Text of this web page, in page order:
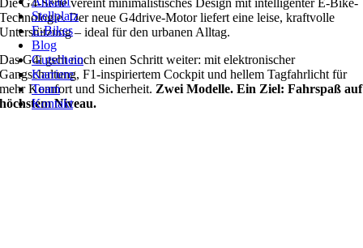
Stellplatz
E-Bikes
Blog
Gutschein
Karriere
Team
Kontakt
Die G4-Serie vereint minimalistisches Design mit intelligenter E-Bike-
Technologie. Der neue G4drive-Motor liefert eine leise, kraftvolle
Unterstützung – ideal für den urbanen Alltag.
Das G4i geht noch einen Schritt weiter: mit elektronischer
Gangschaltung, F1-inspiriertem Cockpit und hellem Tagfahrlicht für
mehr Komfort und Sicherheit. Zwei Modelle. Ein Ziel: Fahrspaß auf
höchstem Niveau.